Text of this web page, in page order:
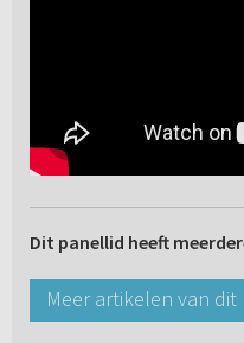
Dit panellid heeft
Meer artikelen van dit